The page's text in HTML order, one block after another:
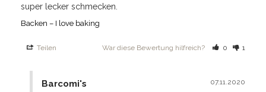
super lecker schmecken.
Backen – I love baking
Teilen War diese Bewertung hilfreich? 0 1
07.11.2020
Barcomi's